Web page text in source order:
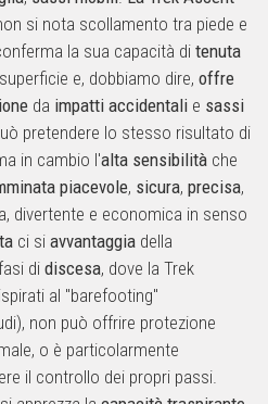
si nota scollamento tra piede e
la sua capacità di tenuta
e, dobbiamo dire, offre
da impatti accidentali e sassi
pretendere lo stesso risultato di
in cambio l'alta sensibilità che
piacevole, sicura, precisa,
divertente e economica in senso
ci si avvantaggia della
di discesa, dove la Trek
al "barefooting"
non può offrire protezione
o è particolarmente
il controllo dei propri passi.